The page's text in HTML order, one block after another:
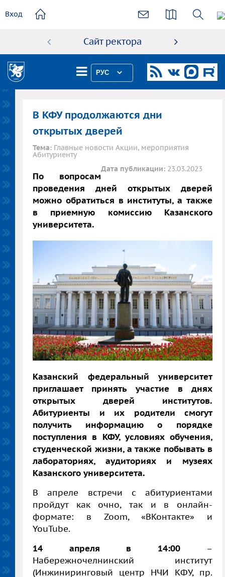
содержанию
Вход
Сайт ректора
РУС
В КФУ продолжаются дни
открытых дверей
Тема: Главные новости Акции, мероприятия
Абитуриенту
Дата публикации: 23.03.2023
По вопросам
проведения дней открытых дверей
можно обратиться в институты, а также
в приемную комиссию Казанского
университета.
Казанский федеральный университет
приглашает принять участие в днях
открытых дверей институтов.
Абитуриенты и их родители смогут
получить информацию о порядке
поступления в КФУ, условиях обучения,
студенческой жизни, а также побывать в
лабораториях, аудиториях и музеях
Казанского университета.
В апреле встречи с абитуриентами
пройдут как очно, так и в онлайн-
формате: в Zoom, «ВКонтакте» и
YouTube.
14 апреля в 14:00 –
Набережночелнинский институт
(Инжиниринговый центр НЧИ КФУ, пр.